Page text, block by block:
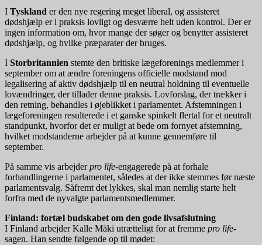
I Tyskland er den nye regering meget liberal, og assisteret
dødshjælp er i praksis lovligt og desværre helt uden kontrol. Der er
ingen information om, hvor mange der søger og benytter assisteret
dødshjælp, og hvilke præparater der bruges.
I Storbritannien stemte den britiske lægeforenings medlemmer i
september om at ændre foreningens officielle modstand mod
legalisering af aktiv dødshjælp til en neutral holdning til eventuelle
lovændringer, der tillader denne praksis. Lovforslag, der trækker i
den retning, behandles i øjeblikket i parlamentet. Afstemningen i
lægeforeningen resulterede i et ganske spinkelt flertal for et neutralt
standpunkt, hvorfor det er muligt at bede om fornyet afstemning,
hvilket modstanderne arbejder på at kunne gennemføre til
september.
På samme vis arbejderpro life-engagerede på at forhale
forhandlingerne i parlamentet, således at der ikke stemmes før næste
parlamentsvalg. Såfremt det lykkes, skal man nemlig starte helt
forfra med de nyvalgte parlamentsmedlemmer.
Finland: fortæl budskabet om den gode livsafslutning
I Finland arbejder Kalle Mäki utrætteligt for at fremme pro life-
sagen. Han sendte følgende op til mødet: